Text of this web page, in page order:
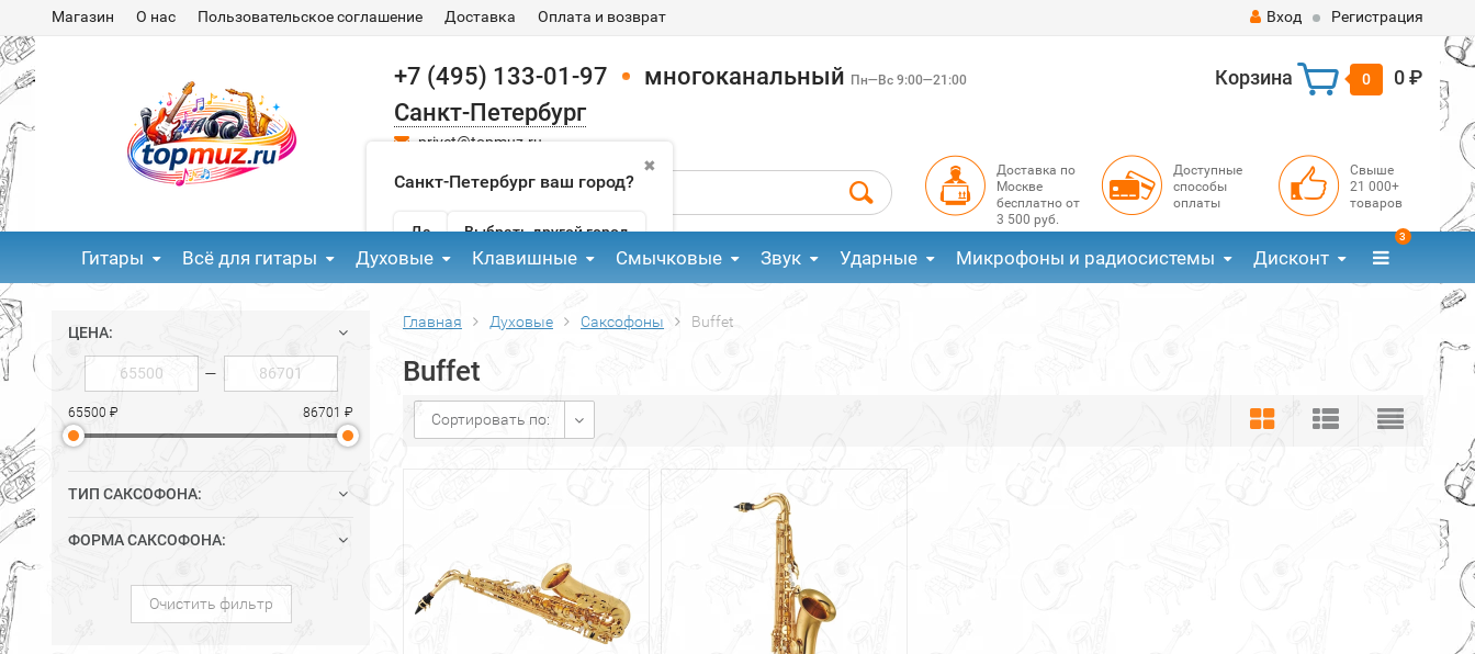
Магазин О нас Пользовательское соглашение Доставка Оплата и возврат Вход Регистрация
+7 (495) 133-01-97 многоканальный Пн—Вс 9:00—21:00
Санкт-Петербург
✖
Санкт-Петербург ваш город?
Да Выбрать другой город
privet@topmuz.ru
Корзина 0 0 ₽
Доставка по
Москве
бесплатно от
3 500 руб.
Доступные
способы
оплаты
Свыше
21 000+
товаров
Гитары Всё для гитары Духовые Клавишные Смычковые Звук Ударные Микрофоны и радиосистемы Дисконт
3
ЦЕНА:
—
65500 ₽ 86701 ₽
ТИП САКСОФОНА:
ФОРМА САКСОФОНА:
Очистить фильтр
Главная Духовые Саксофоны Buffet
Buffet
Сортировать по: